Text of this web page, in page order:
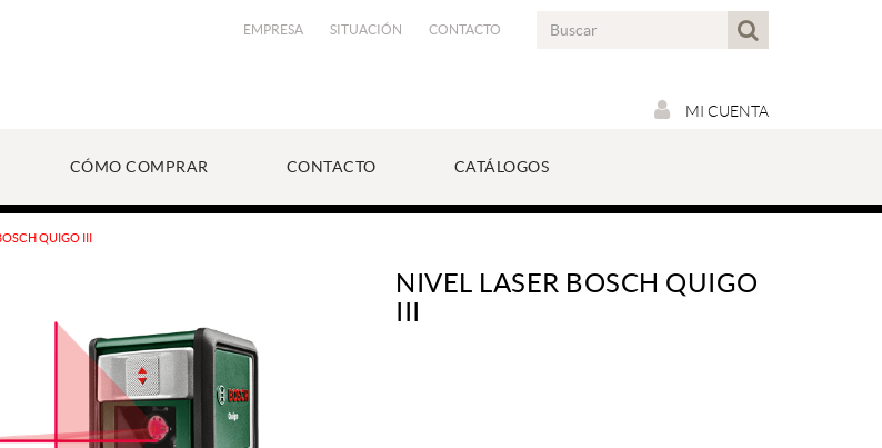
EMPRESA SITUACIÓN CONTACTO
MI CUENTA
CÓMO COMPRAR CONTACTO CATÁLOGOS
QUIGO III
NIVEL LASER BOSCH QUIGO
III